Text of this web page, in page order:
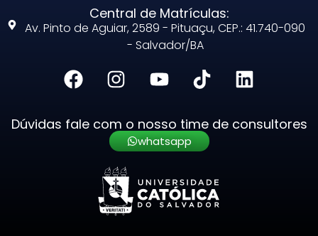
Central de Matrículas:
Av. Pinto de Aguiar, 2589 - Pituaçu, CEP.: 41.740-090
- Salvador/BA
Dúvidas fale com o nosso time de consultores
whatsapp